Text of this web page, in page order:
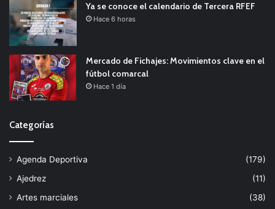
Ya se conoce el calendario de Tercera RFEF
Hace 6 horas
Mercado de Fichajes: Movimientos clave en el
fútbol comarcal
Hace 1 día
Categorías
Agenda Deportiva
(179)
Ajedrez
(11)
Artes marciales
(38)